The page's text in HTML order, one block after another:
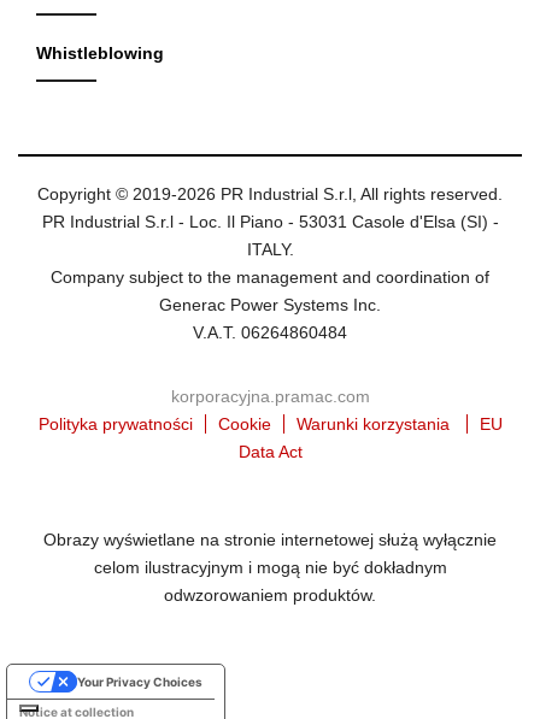
Whistleblowing
Copyright © 2019-2026 PR Industrial S.r.l, All rights reserved.
PR Industrial S.r.l - Loc. Il Piano - 53031 Casole d'Elsa (SI) -
ITALY.
Company subject to the management and coordination of
Generac Power Systems Inc.
V.A.T. 06264860484
korporacyjna.pramac.com
Polityka prywatności
Cookie Warunki korzystania
EU
Data Act
Obrazy wyświetlane na stronie internetowej służą wyłącznie
celom ilustracyjnym i mogą nie być dokładnym
odwzorowaniem produktów.
Notice at collection
Your Privacy Choices